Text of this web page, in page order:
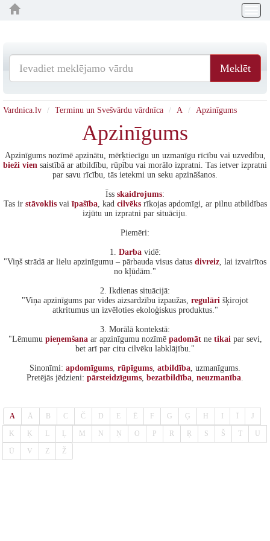
Meklēt
Vardnica.lv Terminu un Svešvārdu vārdnīca A Apzinīgums
Apzinīgums
Apzinīgums nozīmē apzinātu, mērķtiecīgu un uzmanīgu rīcību vai uzvedību,
bieži vien saistībā ar atbildību, rūpību vai morālo izpratni. Tas ietver izpratni
par savu rīcību, tās ietekmi un seku apzināšanos.
Īss skaidrojums:
Tas ir stāvoklisvaiīpašība, kad cilvēksrīkojas apdomīgi, ar pilnu atbildības
izjūtu un izpratni par situāciju.
Piemēri:
1. Darbavidē:
"Viņš strādā ar lielu apzinīgumu – pārbauda visus datus divreiz, lai izvairītos
no kļūdām."
2. Ikdienas situācijā:
"Viņa apzinīgums par vides aizsardzību izpaužas, regulāri šķirojot
atkritumus un izvēloties ekoloģiskus produktus."
3. Morālā kontekstā:
"Lēmumu pieņemšanaar apzinīgumu nozīmē padomātne tikaipar sevi,
bet arī par citu cilvēku labklājību."
Sinonīmi: apdomīgums, rūpīgums, atbildība, uzmanīgums.
Pretējās jēdzieni: pārsteidzīgums, bezatbildība, neuzmanība.
A Ā B C Č D E Ē F G Ģ H J
K Ķ L Ļ M N Ņ O P R Ŗ S Š T U
Ū V Z Ž